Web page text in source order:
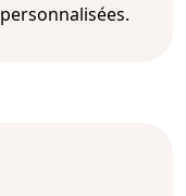
personnalisées.